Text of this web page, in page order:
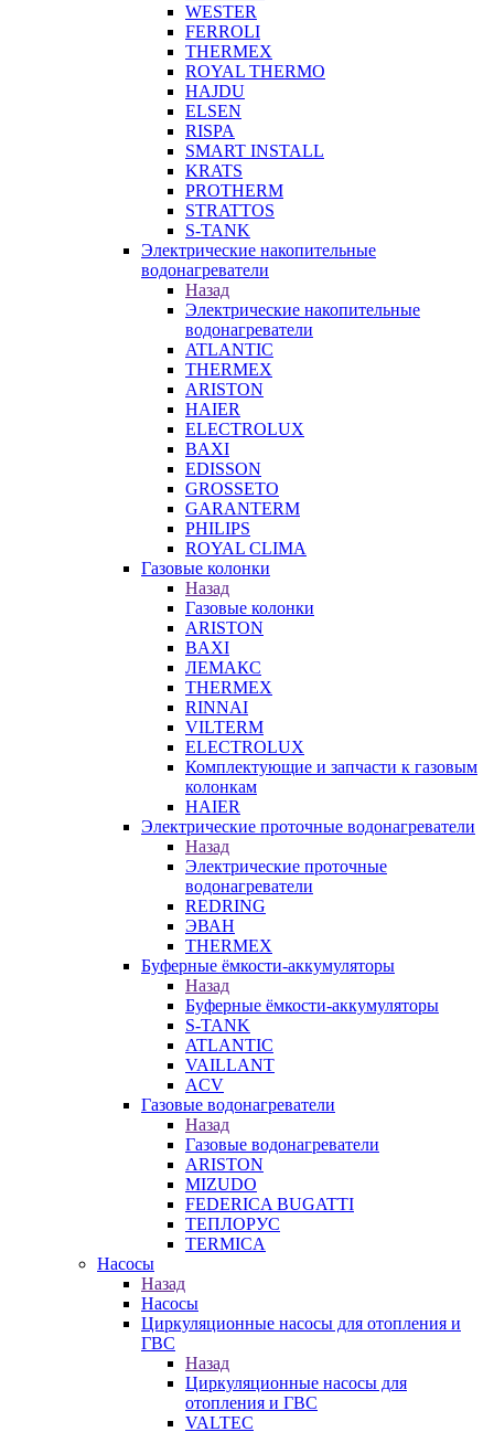
WESTER
FERROLI
THERMEX
ROYAL THERMO
HAJDU
ELSEN
RISPA
SMART INSTALL
KRATS
PROTHERM
STRATTOS
S-TANK
Электрические накопительные
водонагреватели
Назад
Электрические накопительные
водонагреватели
ATLANTIC
THERMEX
ARISTON
HAIER
ELECTROLUX
BAXI
EDISSON
GROSSETO
GARANTERM
PHILIPS
ROYAL CLIMA
Газовые колонки
Назад
Газовые колонки
ARISTON
BAXI
ЛЕМАКС
THERMEX
RINNAI
VILTERM
ELECTROLUX
Комплектующие и запчасти к газовым
колонкам
HAIER
Электрические проточные водонагреватели
Назад
Электрические проточные
водонагреватели
REDRING
ЭВАН
THERMEX
Буферные ёмкости-аккумуляторы
Назад
Буферные ёмкости-аккумуляторы
S-TANK
ATLANTIC
VAILLANT
ACV
Газовые водонагреватели
Назад
Газовые водонагреватели
ARISTON
MIZUDO
FEDERICA BUGATTI
ТЕПЛОРУС
TERMICA
Насосы
Назад
Насосы
Циркуляционные насосы для отопления и
ГВС
Назад
Циркуляционные насосы для
отопления и ГВС
VALTEC